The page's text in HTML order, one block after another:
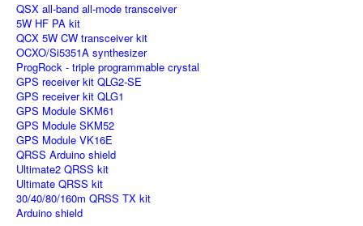
QSX all-band all-mode transceiver
5W HF PA kit
QCX 5W CW transceiver kit
OCXO/Si5351A synthesizer
ProgRock - triple programmable crystal
GPS receiver kit QLG2-SE
GPS receiver kit QLG1
GPS Module SKM61
GPS Module SKM52
GPS Module VK16E
QRSS Arduino shield
Ultimate2 QRSS kit
Ultimate QRSS kit
30/40/80/160m QRSS TX kit
Arduino shield